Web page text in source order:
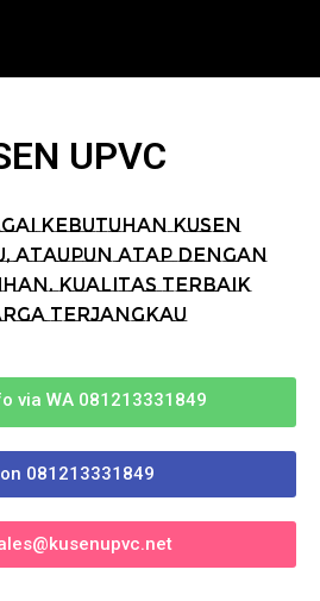
UPVC
kebutuhan kusen
ataupun atap dengan
Kualitas terbaik
terjangkau
via WA 081213331849
081213331849